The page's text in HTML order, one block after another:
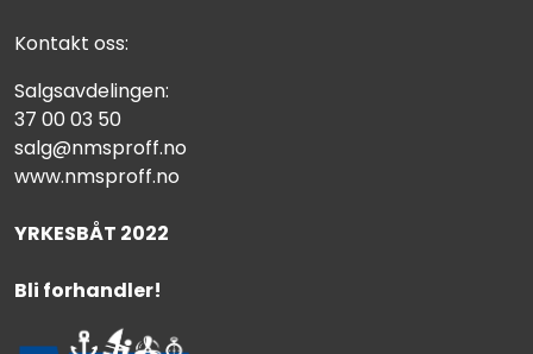
Kontakt oss:
Salgsavdelingen:
37 00 03 50
salg@nmsproff.no
www.nmsproff.no
YRKESBÅT 2022
Bli forhandler!